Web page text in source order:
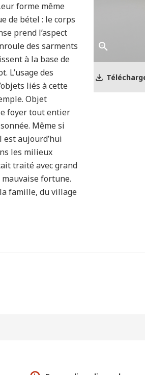
forme même
de bétel : le corps
prend l’aspect
des sarments
à la base de
L’usage des
liés à cette
Objet
foyer tout entier
Même si
aujourd’hui
les milieux
traité avec grand
fortune.
famille, du village